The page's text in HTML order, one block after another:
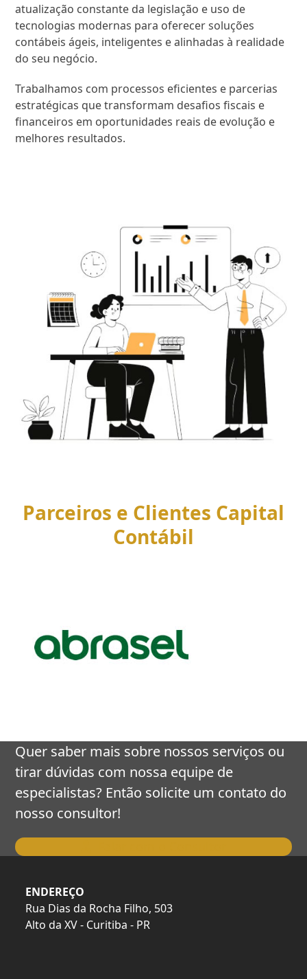
atualização constante da legislação e uso de
tecnologias modernas para oferecer soluções
contábeis ágeis, inteligentes e alinhadas à realidade
do seu negócio.
Trabalhamos com processos eficientes e parcerias
estratégicas que transformam desafios fiscais e
financeiros em oportunidades reais de evolução e
melhores resultados.
Parceiros e Clientes Capital
Contábil
right
carousel
navigation
buttons
Quer saber mais sobre nossos serviços ou
tirar dúvidas com nossa equipe de
especialistas? Então solicite um contato do
nosso consultor!
ENDEREÇO
Rua Dias da Rocha Filho, 503
Alto da XV - Curitiba - PR